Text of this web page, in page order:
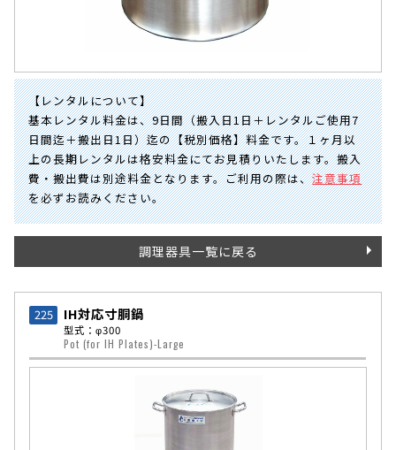
【レンタルについて】
基本レンタル料金は、9日間（搬入日1日＋レンタルご使用7
日間迄＋搬出日1日）迄の【税別価格】料金です。１ヶ月以
上の長期レンタルは格安料金にてお見積りいたします。搬入
費・搬出費は別途料金となります。ご利用の際は、注意事項
を必ずお読みください。
調理器具一覧に戻る
225 IH対応寸胴鍋
型式：φ300
Pot (for IH Plates)-Large